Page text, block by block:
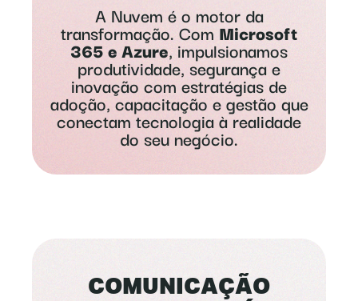
A Nuvem é o motor da
transformação. ComMicrosoft
365 e Azure, impulsionamos
produtividade, segurança e
inovação com estratégias de
adoção, capacitação e gestão que
conectam tecnologia à realidade
do seu negócio.
COMUNICAÇÃO